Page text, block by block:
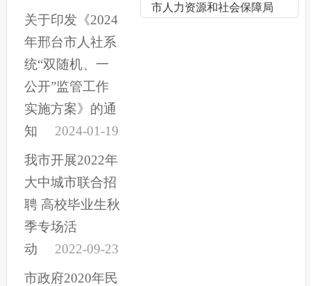
市人力资源和社会保障局
关于印发《2024
年邢台市人社系
统“双随机、一
公开”监管工作
实施方案》的通
知
2024-01-19
我市开展2022年
大中城市联合招
聘 高校毕业生秋
季专场活
动
2022-09-23
市政府2020年民